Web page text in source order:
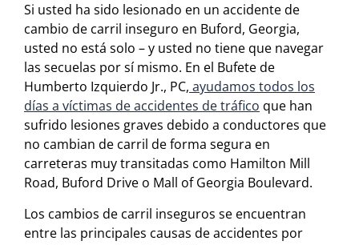
Si usted ha sido lesionado en un accidente de
cambio de carril inseguro en Buford, Georgia,
usted no está solo – y usted no tiene que navegar
las secuelas por sí mismo. En el Bufete de
Humberto Izquierdo Jr., PC, ayudamos todos los
días a víctimas de accidentes de tráfico que han
sufrido lesiones graves debido a conductores que
no cambian de carril de forma segura en
carreteras muy transitadas como Hamilton Mill
Road, Buford Drive o Mall of Georgia Boulevard.
Los cambios de carril inseguros se encuentran
entre las principales causas de accidentes por